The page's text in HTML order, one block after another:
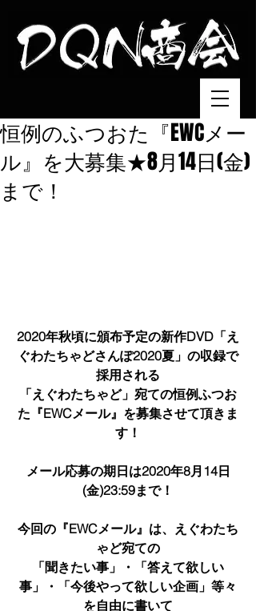
恒例のふつおた『EWCメー
ル』を大募集★8月14日(金)
まで！
2020年秋頃に頒布予定の新作DVD「え
ぐわたちゃどさんぽ2020夏」の収録で
採用される
「えぐわたちゃど」宛ての恒例ふつお
た『EWCメール』を募集させて頂きま
す！
メール応募の期日は2020年8月14日
(金)23:59まで！
今回の『EWCメール』は、えぐわたち
ゃど宛ての
「聞きたい事」・「答えて欲しい
事」・「今後やって欲しい企画」等々
を自由に書いて